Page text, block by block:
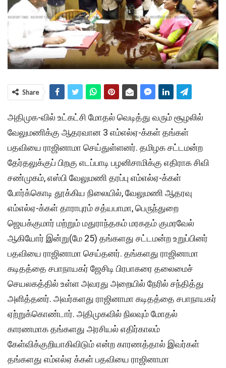
Share
அதிமுக-வில் உட்கட்சி மோதல் வெடித்து வரும் சூழலில்
வேலுமணிக்கு ஆதரவான 3 எம்எல்ஏ-க்கள் தங்கள்
பதவியை ராஜினாமா செய்துள்ளனர். தமிழக சட்டமன்ற
தேர்தலுக்குப் பிறகு எடப்பாடி பழனிசாமிக்கு எதிராக சிவி
சண்முகம், எஸ்பி வேலுமணி தரப்பு எம்எல்ஏ-க்கள்
போர்க்கொடி தூக்கிய நிலையில், வேலுமணி ஆதரவு
எம்எல்ஏ-க்கள் தாராபுரம் சத்யபாமா, பெருந்துறை
ஜெயக்குமார் மற்றும் மதுராந்தகம் மரகதம் குமரவேல்
ஆகியோர் இன்று(மே 25) தங்களது சட்டமன்ற உறுப்பினர்
பதவியை ராஜினாமா செய்தனர். தங்களது ராஜினாமா
கடிதத்தை சபாநாயகர் ஜேசிடி பிரபாகரை தலைமைச்
செயலகத்தில் உள்ள அவரது அறையில் நேரில் சந்தித்து
அளித்தனர். அவர்களது ராஜினாமா கடிதத்தை சபாநாயகர்
ஏற்றுக்கொண்டார். அதிமுகவில் நிலவும் மோதல்
காரணமாக தங்களது அரசியல் எதிர்காலம்
கேள்விக்குறியாகிவிடும் என்ற காரணத்தால் இவர்கள்
தங்களது எம்எல்ஏ க்கள் பதவியை ராஜினாமா